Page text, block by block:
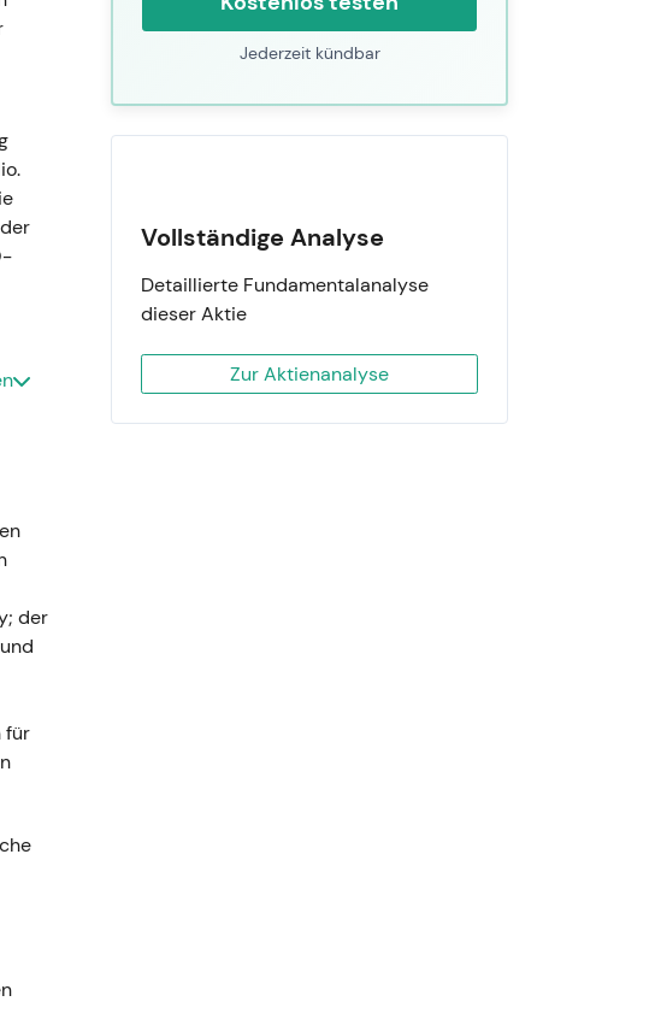
der
für
Jederzeit kündbar
Vollständige Analyse
Detaillierte Fundamentalanalyse
dieser Aktie
Zur Aktienanalyse